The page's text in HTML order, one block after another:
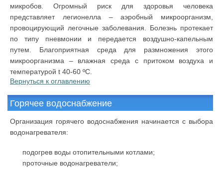
микробов. Огромный риск для здоровья человека
представляет легионелла – аэробный микроорганизм,
провоцирующий легочные заболевания. Болезнь протекает
по типу пневмонии и передается воздушно-капельным
путем. Благоприятная среда для размножения этого
микроорганизма – влажная среда с притоком воздуха и
температурой t 40-60 ºС.
Вернуться к оглавлению
Горячее водоснабжение
Организация горячего водоснабжения начинается с выбора
водонагревателя:
подогрев воды отопительными котлами;
проточные водонагреватели;